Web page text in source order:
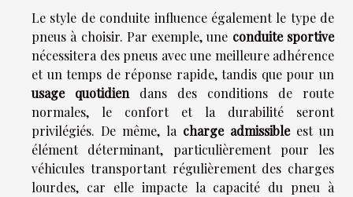
Le style de conduite influence également le type de
pneus à choisir. Par exemple, une conduite sportive
nécessitera des pneus avec une meilleure adhérence
et un temps de réponse rapide, tandis que pour un
usage quotidiendans des conditions de route
normales, le confort et la durabilité seront
privilégiés. De même, la charge admissibleest un
élément déterminant, particulièrement pour les
véhicules transportant régulièrement des charges
lourdes, car elle impacte la capacité du pneu à